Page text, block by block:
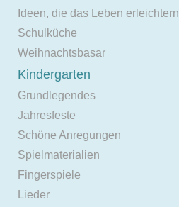
Ideen, die das Leben erleichtern
Schulküche
Weihnachtsbasar
Kindergarten
Grundlegendes
Jahresfeste
Schöne Anregungen
Spielmaterialien
Fingerspiele
Lieder